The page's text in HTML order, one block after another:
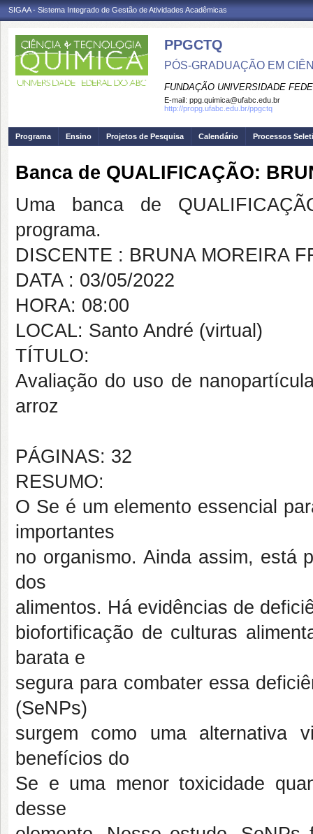
SIGAA - Sistema Integrado de Gestão de Atividades Acadêmicas
PPGCTQ
PÓS-GRADUAÇÃO EM
FUNDAÇÃO UNIVERSIDADE
E-mail: ppg.quimica@ufabc.edu.br
http://propg.ufabc.edu.br/ppgctq
Programa Ensino Projetos de Pesquisa Calendário Processos
Banca de QUALIFICAÇÃO:
Uma banca de
programa.
DISCENTE : BRUNA MOREIRA
DATA : 03/05/2022
HORA: 08:00
LOCAL: Santo André (virtual)
TÍTULO:
Avaliação do uso de
arroz
PÁGINAS: 32
RESUMO:
O Se é um elemento essencial
importantes
no organismo. Ainda assim, está
dos
alimentos. Há evidências de
biofortificação de culturas
barata e
segura para combater essa
(SeNPs)
surgem como uma alternativa
benefícios do
Se e uma menor toxicidade
desse